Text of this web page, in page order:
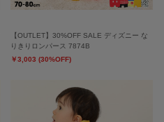
【OUTLET】30%OFF SALE ディズニー な
りきりロンパース 7874B
￥3,003 (30%OFF)